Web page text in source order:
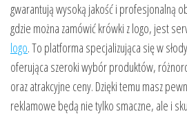
gwarantują wysoką jakość i profesjonalną
gdzie można zamówić krówki z logo, jest
logo. To platforma specjalizująca się w
oferująca szeroki wybór produktów,
oraz atrakcyjne ceny. Dzięki temu masz
reklamowe będą nie tylko smaczne, ale i